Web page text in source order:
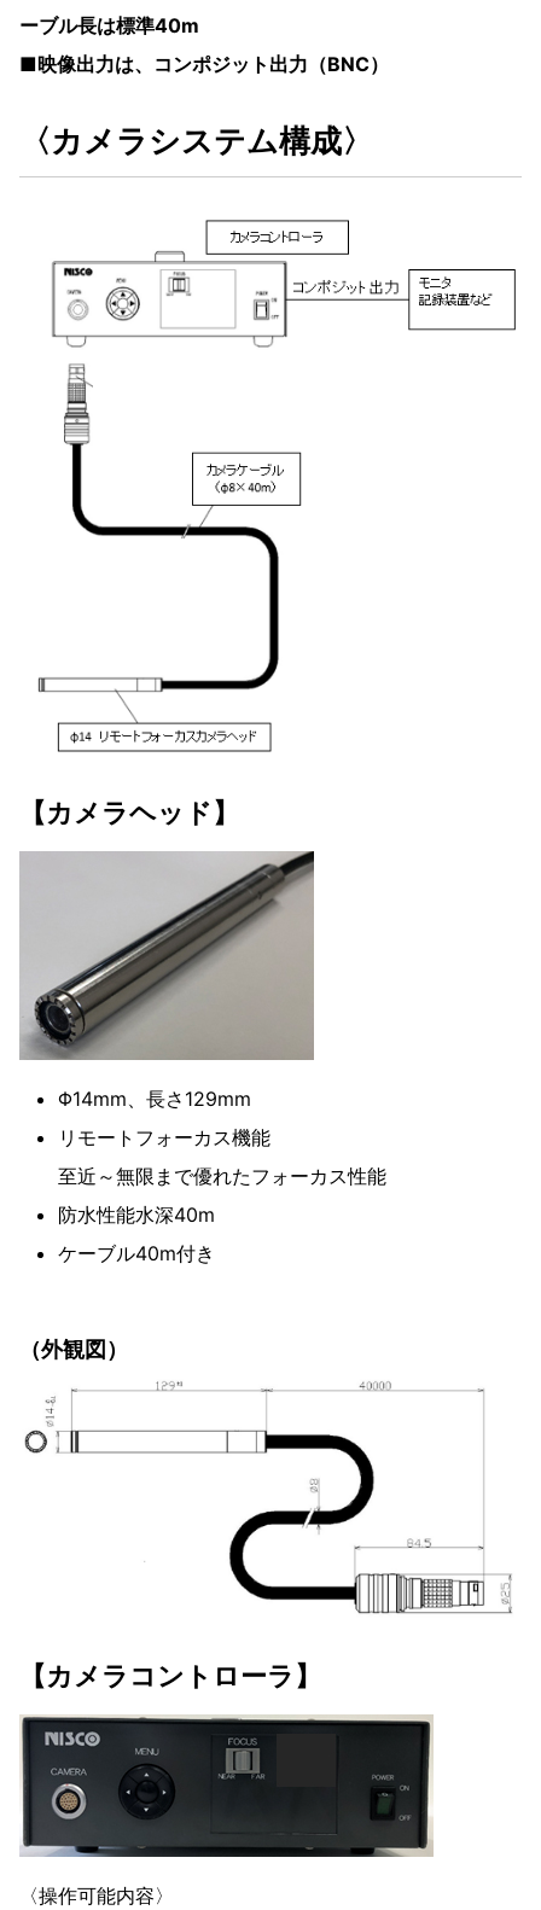
ーブル長は標準40m
■映像出力は、コンポジット出力（BNC）
〈カメラシステム構成〉
【カメラヘッド】
Φ14mm、長さ129mm
リモートフォーカス機能
至近～無限まで優れたフォーカス性能
防水性能水深40m
ケーブル40m付き
（外観図）
【カメラコントローラ】
〈操作可能内容〉